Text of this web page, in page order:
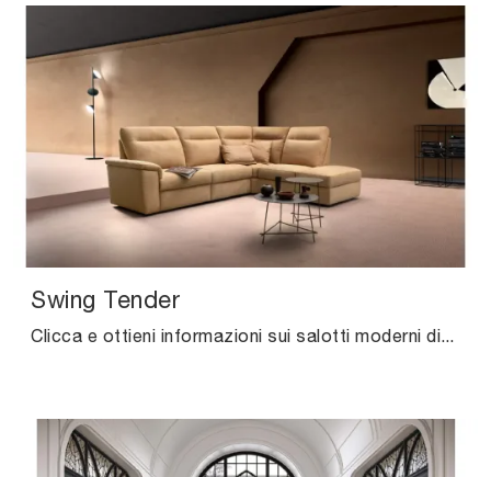
Swing Tender
Clicca e ottieni informazioni sui salotti moderni di Samoa! Vari modelli di divani, come Swing Tender, ti attendono.